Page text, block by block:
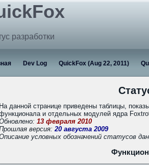
разработки
Dev Log QuickFox (Aug 22, 2011)
На данной странице приведены таблицы,
и отдельных модулей ядра
13 февраля 2010
версия:20 августа 2009
условных обозначений статусов